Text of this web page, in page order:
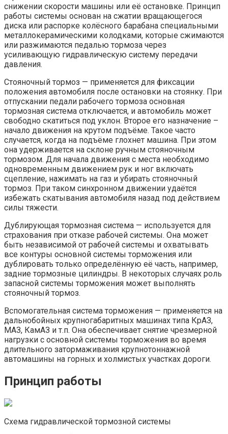
снижении скорости машины или её остановке. Принцип
работы системы основан на сжатии вращающегося
диска или распорке колёсного барабана специальными
металлокерамическими колодками, которые сжимаются
или разжимаются педалью тормоза через
усиливающую гидравлическую систему передачи
давления.
Стояночный тормоз — применяется для фиксации
положения автомобиля после остановки на стоянку. При
отпускании педали рабочего тормоза основная
тормозная система отключается, и автомобиль может
свободно скатиться под уклон. Второе его назначение –
начало движения на крутом подъёме. Такое часто
случается, когда на подъёме глохнет машина. При этом
она удерживается на склоне ручным стояночным
тормозом. Для начала движения с места необходимо
одновременным движением рук и ног включать
сцепление, нажимать на газ и убирать стояночный
тормоз. При таком синхронном движении удаётся
избежать скатывания автомобиля назад под действием
силы тяжести.
Дублирующая тормозная система — используется для
страхования при отказе рабочей системы. Она может
быть независимой от рабочей системы и охватывать
все контуры основной системы торможения или
дублировать только определённую её часть, например,
задние тормозные цилиндры. В некоторых случаях роль
запасной системы торможения может выполнять
стояночный тормоз.
Вспомогательная система торможения — применяется на
дальнобойных крупногабаритных машинах типа КрАЗ,
МАЗ, КамАЗ и т.п. Она обеспечивает снятие чрезмерной
нагрузки с основной системы торможения во время
длительного затормаживания крупнотоннажной
автомашины на горных и холмистых участках дороги.
Принцип работы
Схема гидравлической тормозной системы